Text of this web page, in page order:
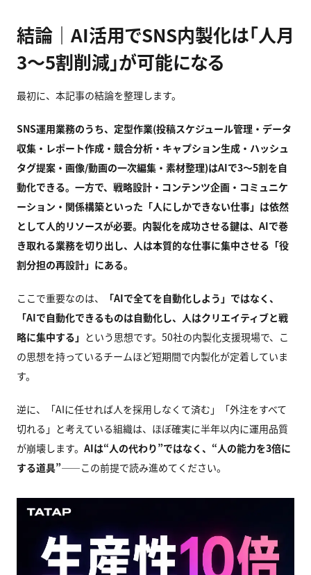
結論｜AI活用でSNS内製化は「人月
3〜5割削減」が可能になる
最初に、本記事の結論を整理します。
SNS運用業務のうち、定型作業(投稿スケジュール管理・データ
収集・レポート作成・競合分析・キャプション生成・ハッシュ
タグ提案・画像/動画の一次編集・素材整理)はAIで3〜5割を自
動化できる。一方で、戦略設計・コンテンツ企画・コミュニケ
ーション・関係構築といった「人にしかできない仕事」は依然
として人的リソースが必要。内製化を成功させる鍵は、AIで巻
き取れる業務を切り出し、人は本質的な仕事に集中させる「役
割分担の再設計」にある。
ここで重要なのは、 「AIで全てを自動化しよう」ではなく、
「AIで自動化できるものは自動化し、人はクリエイティブと戦
略に集中する」 という思想です。50社の内製化支援現場で、こ
の思想を持っているチームほど短期間で内製化が定着していま
す。
逆に、「AIに任せれば人を採用しなくて済む」「外注をすべて
切れる」と考えている組織は、ほぼ確実に半年以内に運用品質
が崩壊します。 AIは“人の代わり”ではなく、“人の能力を3倍に
する道具”——この前提で読み進めてください。